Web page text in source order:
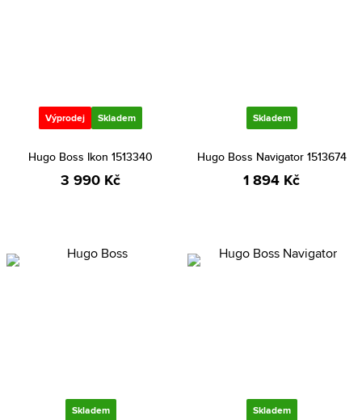
Výprodej Skladem
Hugo Boss Ikon 1513340
3 990 Kč
Skladem
Hugo Boss Navigator 1513674
1 894 Kč
Skladem Skladem